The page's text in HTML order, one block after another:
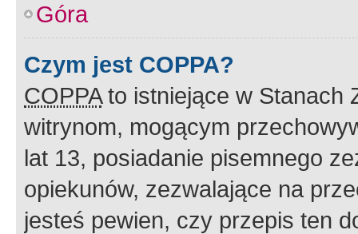
Góra
Czym jest COPPA?
COPPAto istniejące w Stanach
witrynom, mogącym
lat 13, posiadanie pisemnego
opiekunów, zezwalające na
jesteś pewien, czy przepis ten